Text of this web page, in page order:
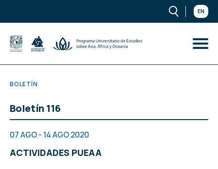
EN
BOLETÍN
Boletín 116
07 AGO - 14 AGO 2020
ACTIVIDADES PUEAA